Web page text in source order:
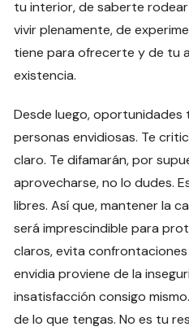
tu interior, de saberte
vivir plenamente, de
tiene para ofrecerte y de tu
existencia.
Desde luego,
personas envidiosas. Te
claro. Te difamarán, por
aprovecharse, no lo dudes.
libres. Así que, mantener la
será imprescindible para
claros, evita
envidia proviene de la
insatisfacción consigo
de lo que tengas. No es tu